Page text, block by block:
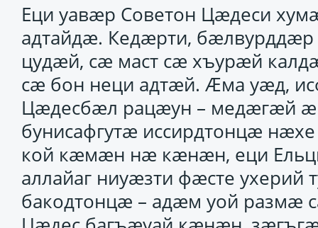
Еци уавӕр Советон Цӕдеси
адтайдӕ. Кедӕрти,
цудӕй, сӕ маст сӕ хъурӕй
сӕ бон неци адтӕй. Ӕма уӕд,
Цӕдесбӕл рацӕун – медӕгӕй
бунисафгутӕ иссирдтонцӕ
кой кӕмӕн нӕ кӕнӕн, еци
аллайаг ниуӕзти фӕсте
бакодтонцӕ – адӕм уой размӕ